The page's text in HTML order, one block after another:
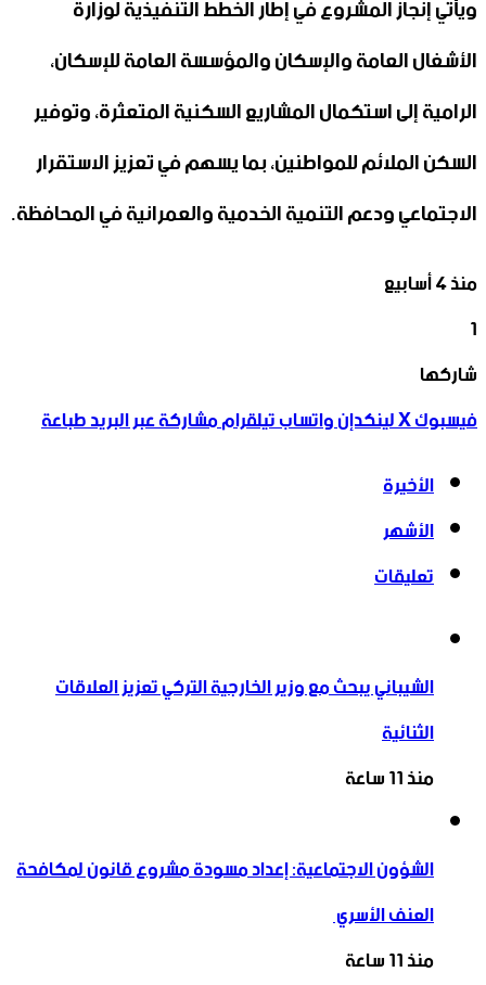
الأشغال العامة ‏والإسكان والمؤسسة العامة للإسكان،
الرامية إلى استكمال المشاريع السكنية ‏المتعثرة، وتوفير
السكن الملائم للمواطنين، بما يسهم في تعزيز الاستقرار
‏الاجتماعي ودعم التنمية الخدمية والعمرانية في المحافظة.‏
منذ 4 أسابيع
1
فيسبوك
‫X
لينكدإن
واتساب
تيلقرام
شاركها
فيسبوك‫Xلينكدإنواتسابتيلقراممشاركة عبر البريدطباعة
الأخيرة
الأشهر
تعليقات
الشيباني يبحث مع وزير الخارجية التركي تعزيز العلاقات
الثنائية
منذ 11 ساعة
الشؤون الاجتماعية: إعداد مسودة مشروع قانون لمكافحة
العنف الأسري ‏
منذ 11 ساعة